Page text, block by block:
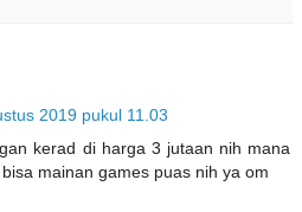
2019 pukul 11.03
kerad di harga 3 jutaan nih mana
mainan games puas nih ya om